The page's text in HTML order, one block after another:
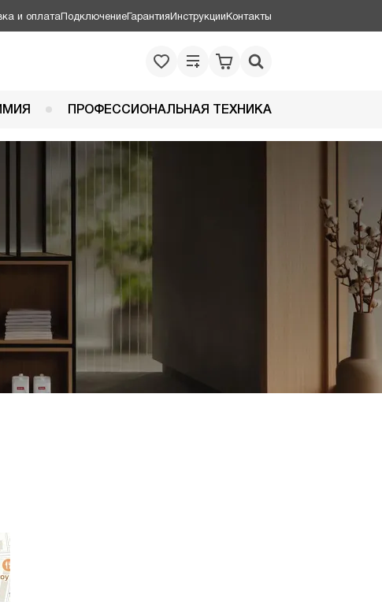
и оплатаПодключениеГарантияИнструкцииКонтакты
ПРОФЕССИОНАЛЬНАЯ ТЕХНИКА